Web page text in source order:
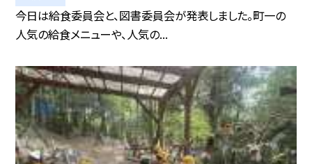
今日は給食委員会と、図書委員会が発表しました。町一の
人気の給食メニューや、人気の...